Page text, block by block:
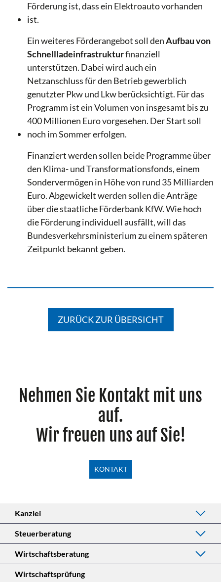
Förderung ist, dass ein Elektroauto vorhanden
ist.
Ein weiteres Förderangebot soll denAufbau von
Schnellladeinfrastrukturfinanziell
unterstützen. Dabei wird auch ein
Netzanschluss für den Betrieb gewerblich
genutzter Pkw und Lkw berücksichtigt. Für das
Programm ist ein Volumen von insgesamt bis zu
400 Millionen Euro vorgesehen. Der Start soll
noch im Sommer erfolgen.
Finanziert werden sollen beide Programme über
den Klima- und Transformationsfonds, einem
Sondervermögen in Höhe von rund 35 Milliarden
Euro. Abgewickelt werden sollen die Anträge
über die staatliche Förderbank KfW. Wie hoch
die Förderung individuell ausfällt, will das
Bundesverkehrsministerium zu einem späteren
Zeitpunkt bekannt geben.
ZURÜCK ZUR ÜBERSICHT
Nehmen Sie Kontakt mit uns
auf.
Wir freuen uns auf Sie!
KONTAKT
Kanzlei
Steuerberatung
Wirtschaftsberatung
Wirtschaftsprüfung